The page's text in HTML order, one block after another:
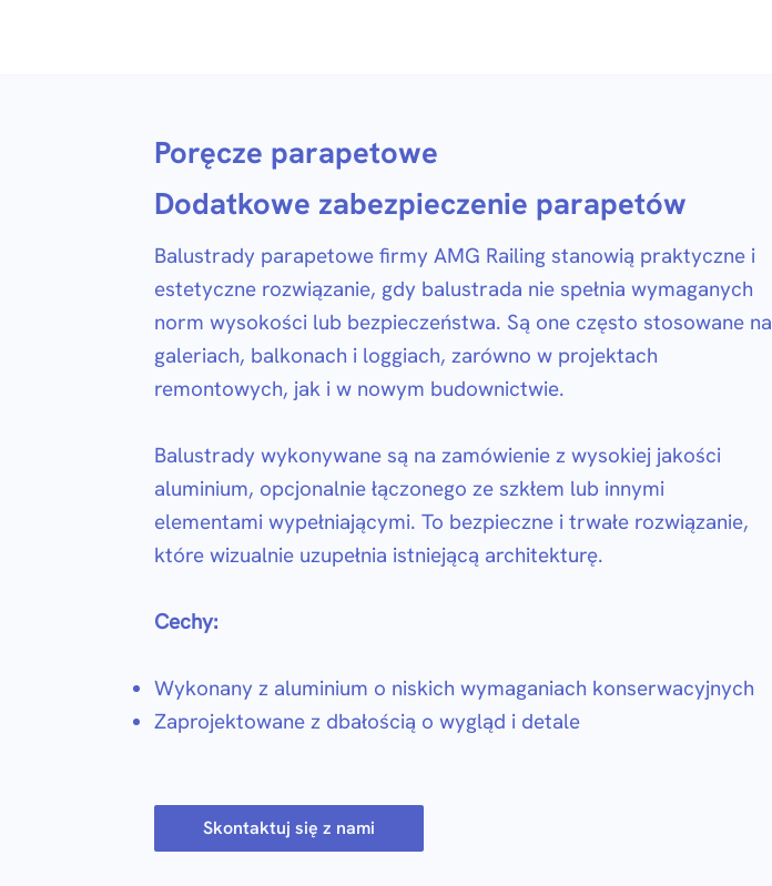
Poręcze parapetowe
Dodatkowe zabezpieczenie parapetów
Balustrady parapetowe firmy AMG Railing stanowią praktyczne i
estetyczne rozwiązanie, gdy balustrada nie spełnia wymaganych
norm wysokości lub bezpieczeństwa. Są one często stosowane na
galeriach, balkonach i loggiach, zarówno w projektach
remontowych, jak i w nowym budownictwie.
Balustrady wykonywane są na zamówienie z wysokiej jakości
aluminium, opcjonalnie łączonego ze szkłem lub innymi
elementami wypełniającymi. To bezpieczne i trwałe rozwiązanie,
które wizualnie uzupełnia istniejącą architekturę.
Cechy:
Wykonany z aluminium o niskich wymaganiach konserwacyjnych
Zaprojektowane z dbałością o wygląd i detale
Skontaktuj się z nami